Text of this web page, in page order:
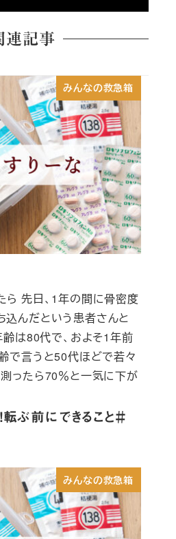
連記事
みんなの救急箱
ぶ前にできること＃
ら 先日、1年の間に骨密度
込んだという患者さんと
齢は80代で、およそ1年前
で言うと50代ほどで若々
ったら70％と一気に下が
みんなの救急箱